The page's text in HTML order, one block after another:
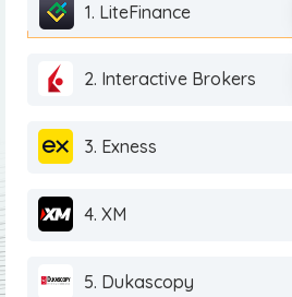
1. LiteFinance
2. Interactive Brokers
3. Exness
4. XM
5. Dukascopy